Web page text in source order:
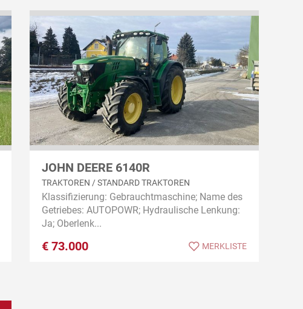
JOHN DEERE 6140R
TRAKTOREN / STANDARD TRAKTOREN
Klassifizierung: Gebrauchtmaschine; Name des
Getriebes: AUTOPOWR; Hydraulische Lenkung:
Ja; Oberlenk...
€ 73.000 MERKLISTE